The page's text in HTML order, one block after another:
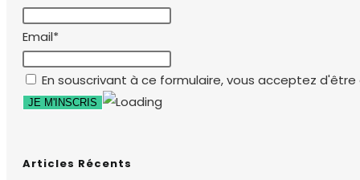
Email*
En souscrivant à ce formulaire, vous acceptez
Articles Récents